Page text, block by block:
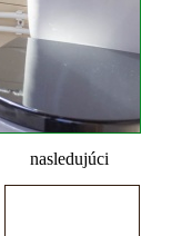
nasledujúci